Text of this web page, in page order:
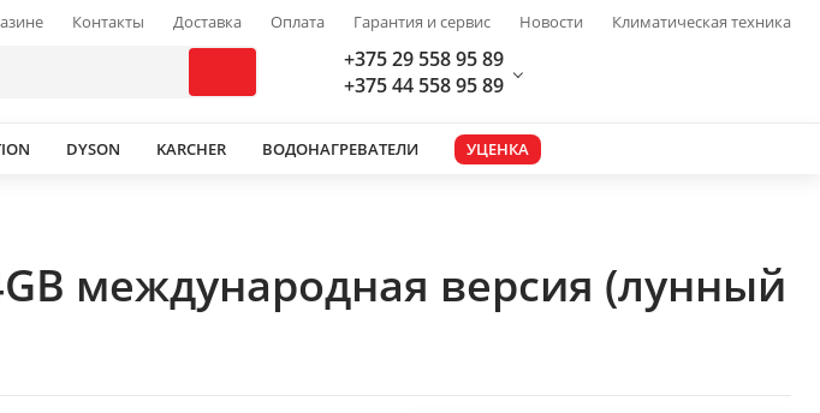
Контакты Доставка Оплата Гарантия и сервис Новости Климатическая техника
+375 29 558 95 89
+375 44 558 95 89
DYSON KARCHER ВОДОНАГРЕВАТЕЛИ УЦЕНКА
международная версия (лунный